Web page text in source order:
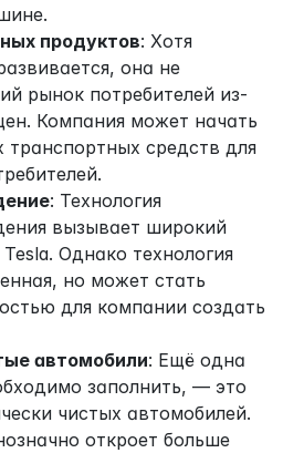
продуктов: Хотя
она не
рынок потребителей из-
Компания может начать
средств для
: Технология
вызывает широкий
Однако технология
но может стать
для компании создать
автомобили: Ещё одна
заполнить, — это
чистых автомобилей.
откроет больше